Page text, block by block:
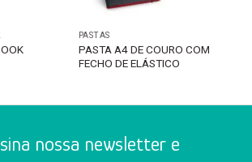
PASTAS
PASTA A4 DE COURO COM
FECHO DE ELÁSTICO
nossa newsletter e